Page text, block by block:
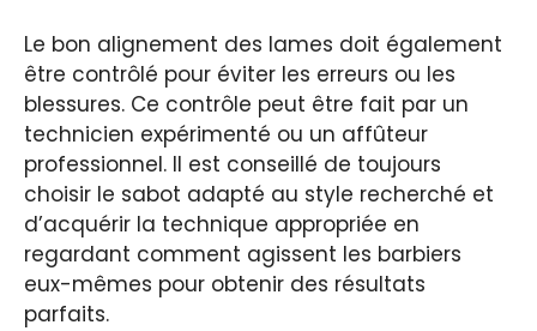
Le bon alignement des lames doit également
être contrôlé pour éviter les erreurs ou les
blessures. Ce contrôle peut être fait par un
technicien expérimenté ou un affûteur
professionnel. Il est conseillé de toujours
choisir le sabot adapté au style recherché et
d’acquérir la technique appropriée en
regardant comment agissent les barbiers
eux-mêmes pour obtenir des résultats
parfaits.